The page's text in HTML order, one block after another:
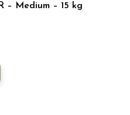
– Medium – 15 kg